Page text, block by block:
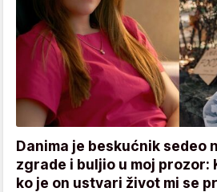
Danima je beskućnik sedeo
zgrade i buljio u moj prozor:
ko je on ustvari život mi se